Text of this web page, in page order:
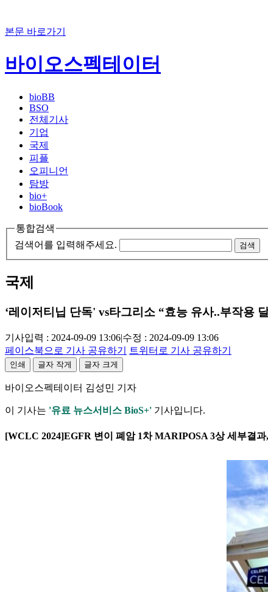
본문 바로가기
바이오스펙테이터
bioBB
BSO
전체기사
기업
국제
피플
오피니언
탐방
bio+
bioBook
통합검색
검색어를 입력해주세요.
검색
국제
‘레이저티닙 단독' vs타그리소 “효능 유사..부작용
기사입력 : 2024-09-09 13:06|수정 : 2024-09-09 13:06
페이스북으로 기사 공유하기
트위터로 기사 공유하기
인쇄 글자 작게 글자 크게
바이오스펙테이터 김성민 기자
이 기사는 '유료 뉴스서비스 BioS+' 기사입니다.
[WCLC 2024]EGFR 변이 폐암 1차 MARIPOSA 3상 세부결